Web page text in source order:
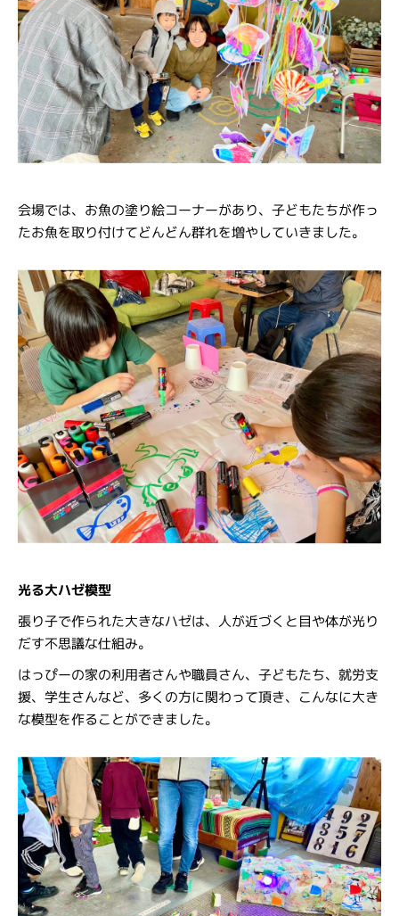
会場では、お魚の塗り絵コーナーがあり、子どもたちが作っ
たお魚を取り付けてどんどん群れを増やしていきました。
光る大ハゼ模型
張り子で作られた大きなハゼは、人が近づくと目や体が光り
だす不思議な仕組み。
はっぴーの家の利用者さんや職員さん、子どもたち、就労支
援、学生さんなど、多くの方に関わって頂き、こんなに大き
な模型を作ることができました。